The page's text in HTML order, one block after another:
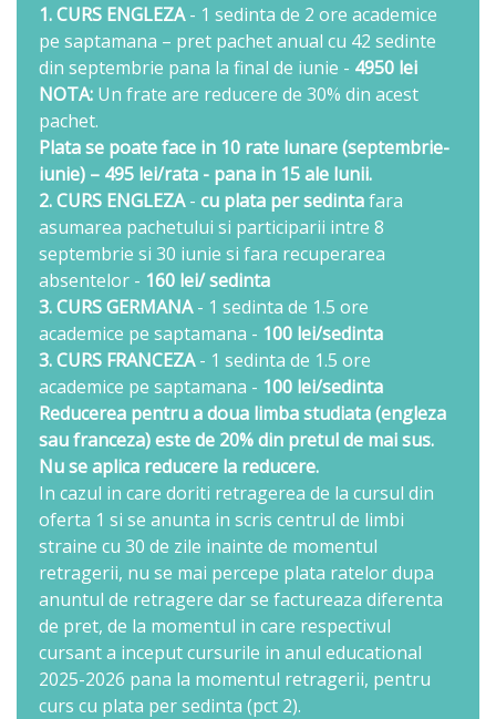
1. CURS ENGLEZA- 1 sedinta de 2 ore academice
pe saptamana – pret pachet anual cu 42 sedinte
din septembrie pana la final de iunie - 4950 lei
NOTA: Un frate are reducere de 30% din acest
pachet.
Plata se poate face in 10 rate lunare (septembrie-
iunie) – 495 lei/rata - pana in 15 ale lunii.
2. CURS ENGLEZA- cu plata per sedintafara
asumarea pachetului si participarii intre 8
septembrie si 30 iunie si fara recuperarea
absentelor - 160 lei/ sedinta
3. CURS GERMANA- 1 sedinta de 1.5 ore
academice pe saptamana - 100 lei/sedinta
3. CURS FRANCEZA- 1 sedinta de 1.5 ore
academice pe saptamana - 100 lei/sedinta
Reducerea pentru a doua limba studiata (engleza
sau franceza) este de 20% din pretul de mai sus.
Nu se aplica reducere la reducere.
In cazul in care doriti retragerea de la cursul din
oferta 1 si se anunta in scris centrul de limbi
straine cu 30 de zile inainte de momentul
retragerii, nu se mai percepe plata ratelor dupa
anuntul de retragere dar se factureaza diferenta
de pret, de la momentul in care respectivul
cursant a inceput cursurile in anul educational
2025-2026 pana la momentul retragerii, pentru
curs cu plata per sedinta (pct 2).